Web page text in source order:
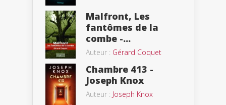
Malfront, Les
fantômes de la
combe -...
Auteur : Gérard Coquet
Chambre 413 -
Joseph Knox
Auteur : Joseph Knox